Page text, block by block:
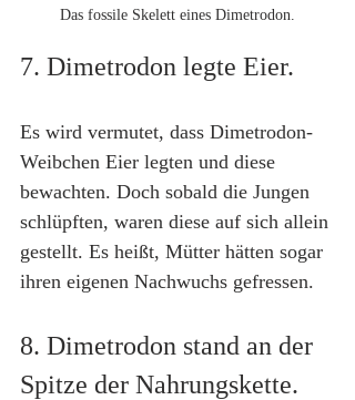
Das fossile Skelett eines Dimetrodon.
7. Dimetrodon legte Eier.
Es wird vermutet, dass Dimetrodon-
Weibchen Eier legten und diese
bewachten. Doch sobald die Jungen
schlüpften, waren diese auf sich allein
gestellt. Es heißt, Mütter hätten sogar
ihren eigenen Nachwuchs gefressen.
8. Dimetrodon stand an der
Spitze der Nahrungskette.